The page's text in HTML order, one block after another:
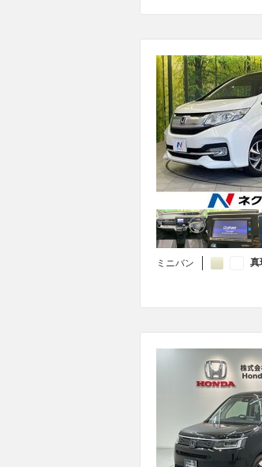
ミニバン 真